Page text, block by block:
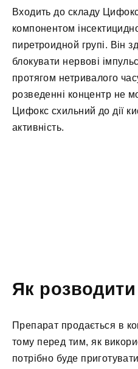
Входить до складу
компонентом
пиретроидной групі. Він
блокувати нервові
протягом нетривалого
розведенні концентр не
Цифокс схильний до дії
активність.
Як
Препарат продається в
тому перед тим, як
потрібно буде